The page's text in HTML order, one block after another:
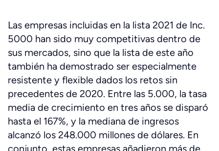
Las empresas incluidas en la lista 2021 de Inc.
5000 han sido muy competitivas dentro de
sus mercados, sino que la lista de este año
también ha demostrado ser especialmente
resistente y flexible dados los retos sin
precedentes de 2020. Entre las 5.000, la tasa
media de crecimiento en tres años se disparó
hasta el 167%, y la mediana de ingresos
alcanzó los 248.000 millones de dólares. En
conjunto, estas empresas añadieron más de